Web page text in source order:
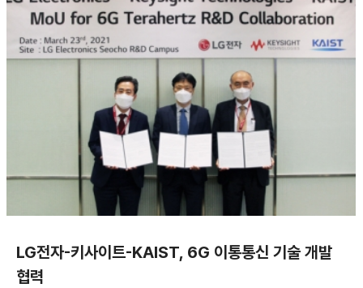
LG전자-키사이트-KAIST, 6G 이통통신 기술 개발
협력